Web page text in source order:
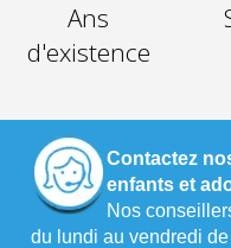
Ans
d'existence
Contactez
enfants et
Nos
du lundi au vendredi de